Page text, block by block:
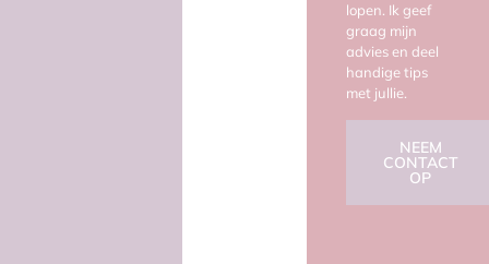
lopen. Ik geef
graag mijn
advies en deel
handige tips
met jullie.
NEEM
CONTACT
OP